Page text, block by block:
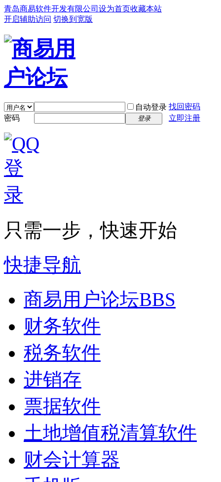
青岛商易软件开发有限公司 设为首页收藏本站
开启辅助访问 切换到宽版
自动登录 找回密码
密码
登录 立即注册
只需一步，快速开始
快捷导航
商易用户论坛BBS
财务软件
税务软件
进销存
票据软件
土地增值税清算软件
财会计算器